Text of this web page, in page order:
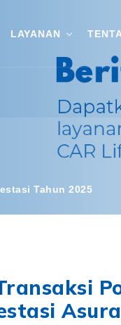
LAYANAN
Tahun 2025